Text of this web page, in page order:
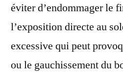
éviter d’endommager le
l’exposition directe au
excessive qui peut
ou le gauchissement du